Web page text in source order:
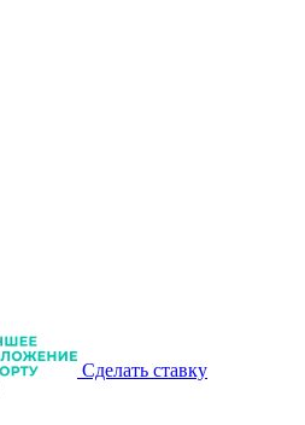
Сделать ставку